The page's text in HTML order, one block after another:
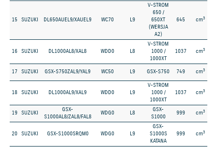
15 SUZUKI DL650AUEL9/XAUEL9 WC70 L9
V-STROM
650 /
650XT
(WERSJA
A2)
645 cm3
16 SUZUKI DL1000AL8/XAL8 WDD0 L8
V-STROM
1000 /
1000XT
1037 cm3
17 SUZUKI GSX-S750ZAL9/YAL9 WC50 L9 GSX-S750 749 cm3
18 SUZUKI DL1000AL9/XAL9 WDD0 L9
V-STROM
1000 /
1000XT
1037 cm3
19 SUZUKI
GSX-
S1000AL8/ZAL8/FAL8
WDG0 L8
GSX-
S1000
999 cm3
20 SUZUKI GSX-S1000SRQM0 WDG0 L9
GSX-
S1000S
KATANA
999 cm3